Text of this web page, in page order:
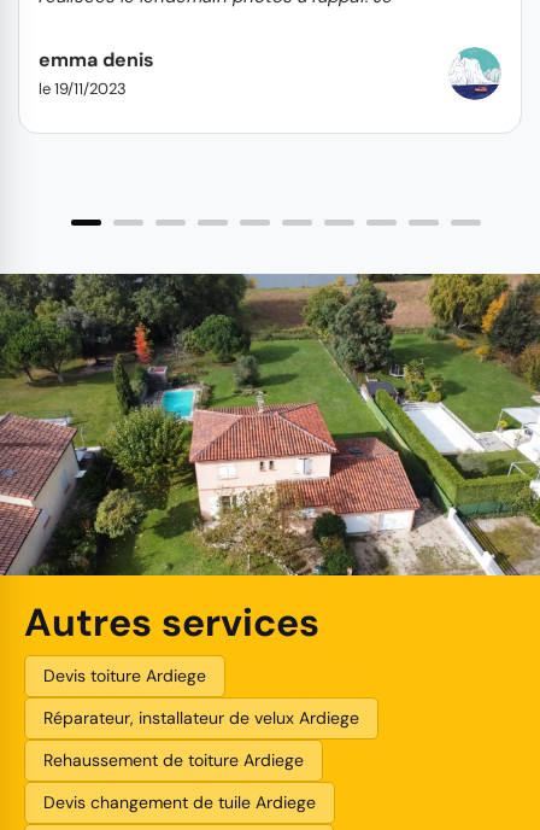
emma denis
le 19/11/2023
Autres services
Devis toiture Ardiege
Réparateur, installateur de velux Ardiege
Rehaussement de toiture Ardiege
Devis changement de tuile Ardiege